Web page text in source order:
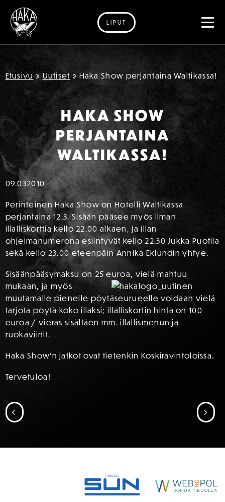
Siirry sisältöön
LIPUT
Etusivu » Uutiset » Haka Show perjantaina Waltikassa!
HAKA SHOW
PERJANTAINA
WALTIKASSA!
09.032010
Perinteinen Haka Show on Hotelli Waltikassa
perjantaina 12.3. Sisään pääsee myös ilman
illalliskorttia kello 22.00 alkaen, ja illan
ohjelmanumerona esiintyvät kello 22.30 Jukka Puotila
sekä kello 23.00 eteenpäin Annika Eklundin yhtye.
Sisäänpääsymaksu on 25 euroa, vielä mahtuu
mukaan, ja myös
muutamalle pienelle pöytäseurueelle voidaan vielä
tarjota pöytä koko illaksi; illalliskortin hinta on 100
euroa / vieras sisältäen mm. illallismenun ja
ruokaviinit.
Haka Show’n jatkot ovat tietenkin Koskiravintoloissa.
Tervetuloa!
SIIRRY EDELLISEEN